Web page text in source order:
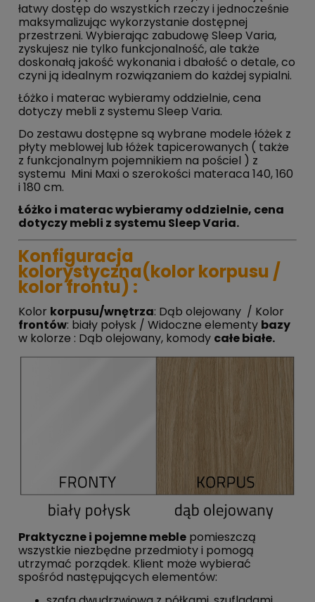
łatwy dostęp do wszystkich rzeczy i jednocześnie
maksymalizując wykorzystanie dostępnej
przestrzeni. Wybierając zabudowę Sleep Varia,
zyskujesz nie tylko funkcjonalność, ale także
doskonałą jakość wykonania i dbałość o detale, co
czyni ją idealnym rozwiązaniem do każdej sypialni.
Łóżko i materac wybieramy oddzielnie, cena
dotyczy mebli z systemu Sleep Varia.
Do zestawu dostępne są wybrane modele łóżek z
płyty meblowej lub łóżek tapicerowanych ( także
z funkcjonalnym pojemnikiem na pościel ) z
systemu Mini Maxi o szerokości materaca 140, 160
i 180 cm.
Łóżko i materac wybieramy oddzielnie, cena
dotyczy mebli z systemu Sleep Varia.
Konfiguracja
kolorystyczna(kolor korpusu /
kolor frontu) :
Kolor korpusu/wnętrza: Dąb olejowany / Kolor
frontów: biały połysk / Widoczne elementy bazy
w kolorze : Dąb olejowany, komody całe białe.
Praktyczne i pojemne meble pomieszczą
wszystkie niezbędne przedmioty i pomogą
utrzymać porządek. Klient może wybierać
spośród następujących elementów: